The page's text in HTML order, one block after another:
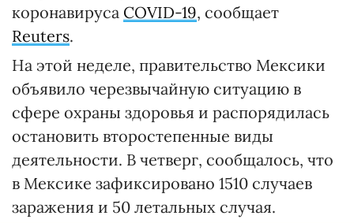
коронавируса COVID-19, сообщает
Reuters.
На этой неделе, правительство Мексики
объявило черезвычайную ситуацию в
сфере охраны здоровья и распорядилась
остановить второстепенные виды
деятельности. В четверг, сообщалось, что
в Мексике зафиксировано 1510 случаев
заражения и 50 летальных случая.